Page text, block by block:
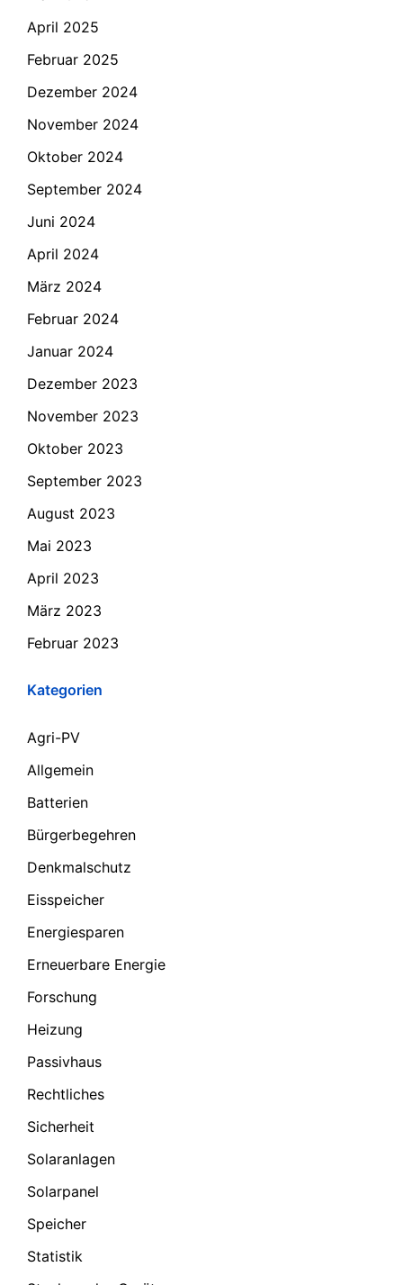
April 2025
Februar 2025
Dezember 2024
November 2024
Oktober 2024
September 2024
Juni 2024
April 2024
März 2024
Februar 2024
Januar 2024
Dezember 2023
November 2023
Oktober 2023
September 2023
August 2023
Mai 2023
April 2023
März 2023
Februar 2023
Kategorien
Agri-PV
Allgemein
Batterien
Bürgerbegehren
Denkmalschutz
Eisspeicher
Energiesparen
Erneuerbare Energie
Forschung
Heizung
Passivhaus
Rechtliches
Sicherheit
Solaranlagen
Solarpanel
Speicher
Statistik